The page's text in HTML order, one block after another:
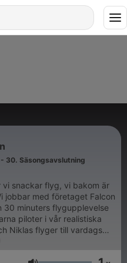
- 30. Säsongsavslutning
snackar flyg, vi bakom är
jobbar med företaget Falcon
30 minuters flygupplevelse
piloter i vår realistiska
Niklas flyger till vardags
båda kaptener med